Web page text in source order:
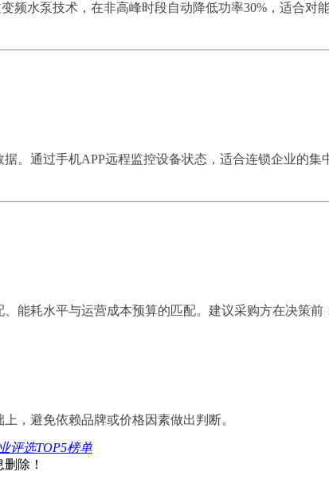
水泵技术，在非高峰时段自动降低功率30%，适合对
。通过手机APP远程监控设备状态，适合连锁企业的集
能耗水平与运营成本预算的匹配。建议采购方在决策前
，避免依赖品牌或价格因素做出判断。
评选TOP5榜单
除！